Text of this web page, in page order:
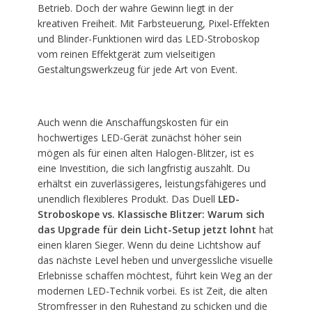
Betrieb. Doch der wahre Gewinn liegt in der
kreativen Freiheit. Mit Farbsteuerung, Pixel-Effekten
und Blinder-Funktionen wird das LED-Stroboskop
vom reinen Effektgerät zum vielseitigen
Gestaltungswerkzeug für jede Art von Event.
Auch wenn die Anschaffungskosten für ein
hochwertiges LED-Gerät zunächst höher sein
mögen als für einen alten Halogen-Blitzer, ist es
eine Investition, die sich langfristig auszahlt. Du
erhältst ein zuverlässigeres, leistungsfähigeres und
unendlich flexibleres Produkt. Das Duell LED-
Stroboskope vs. Klassische Blitzer: Warum sich
das Upgrade für dein Licht-Setup jetzt lohnt hat
einen klaren Sieger. Wenn du deine Lichtshow auf
das nächste Level heben und unvergessliche visuelle
Erlebnisse schaffen möchtest, führt kein Weg an der
modernen LED-Technik vorbei. Es ist Zeit, die alten
Stromfresser in den Ruhestand zu schicken und die